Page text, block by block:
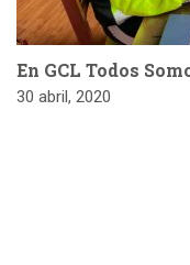
En GCL Todos
30 abril, 2020